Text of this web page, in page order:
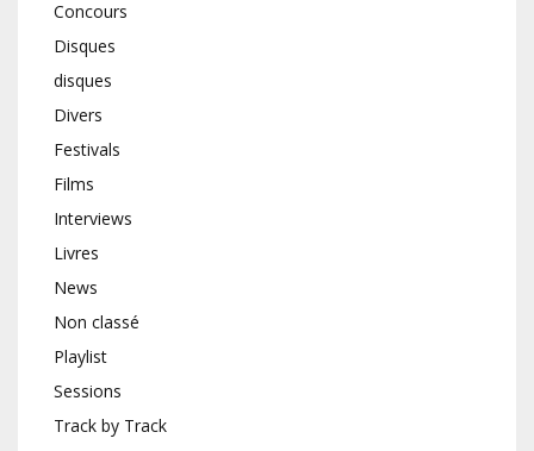
Concours
Disques
disques
Divers
Festivals
Films
Interviews
Livres
News
Non classé
Playlist
Sessions
Track by Track